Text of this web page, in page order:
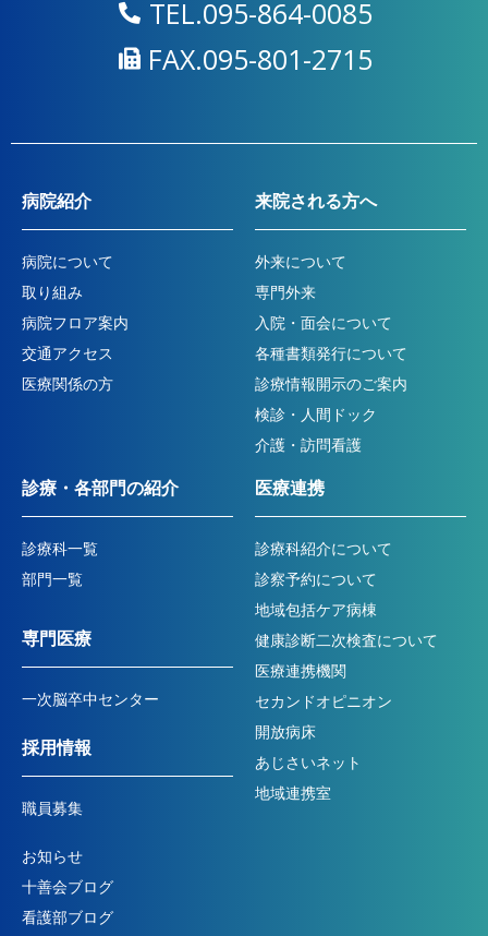
TEL.095-864-0085
FAX.095-801-2715
病院紹介
病院について
取り組み
病院フロア案内
交通アクセス
医療関係の方
来院される方へ
外来について
専門外来
入院・面会について
各種書類発行について
診療情報開示のご案内
検診・人間ドック
介護・訪問看護
診療・各部門の紹介
診療科一覧
部門一覧
専門医療
一次脳卒中センター
採用情報
職員募集
医療連携
診療科紹介について
診察予約について
地域包括ケア病棟
健康診断二次検査について
医療連携機関
セカンドオピニオン
開放病床
あじさいネット
地域連携室
お知らせ
十善会ブログ
看護部ブログ